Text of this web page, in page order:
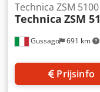
Gussago 691 km
Technica ZSM 5100
Technica ZSM
Prijsinfo